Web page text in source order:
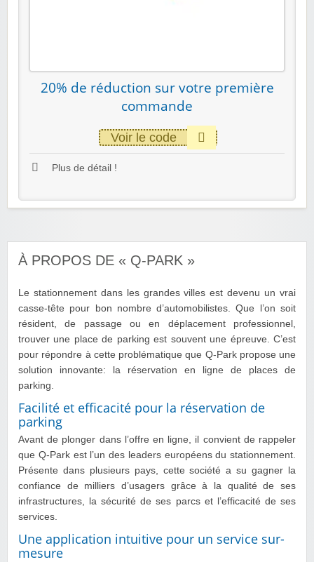
20% de réduction sur votre première
commande
Voir le code
Plus de détail !
À PROPOS DE « Q-PARK »
Le stationnement dans les grandes villes est devenu un vrai
casse-tête pour bon nombre d’automobilistes. Que l’on soit
résident, de passage ou en déplacement professionnel,
trouver une place de parking est souvent une épreuve. C’est
pour répondre à cette problématique que Q-Park propose une
solution innovante: la réservation en ligne de places de
parking.
Facilité et efficacité pour la réservation de
parking
Avant de plonger dans l’offre en ligne, il convient de rappeler
que Q-Park est l’un des leaders européens du stationnement.
Présente dans plusieurs pays, cette société a su gagner la
confiance de milliers d’usagers grâce à la qualité de ses
infrastructures, la sécurité de ses parcs et l’efficacité de ses
services.
Une application intuitive pour un service sur-
mesure